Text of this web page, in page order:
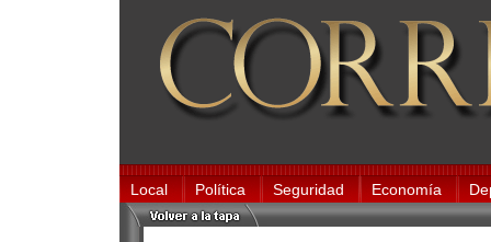
Local Política Seguridad Economía